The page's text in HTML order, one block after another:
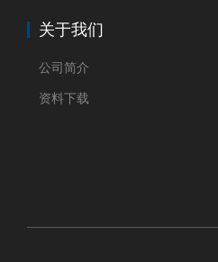
关于我们
公司简介
资料下载